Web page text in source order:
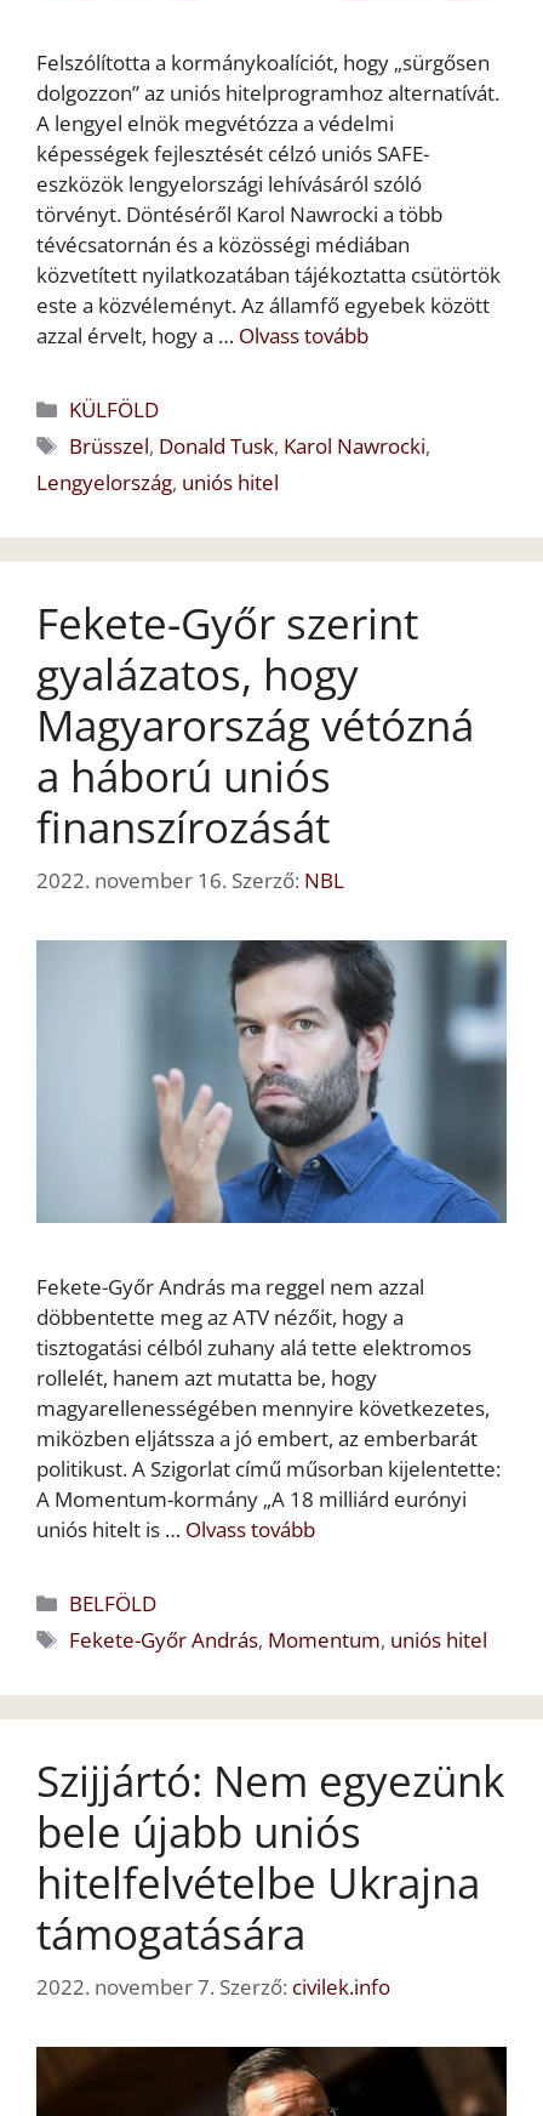
Felszólította a kormánykoalíciót, hogy „sürgősen
dolgozzon” az uniós hitelprogramhoz alternatívát.
A lengyel elnök megvétózza a védelmi
képességek fejlesztését célzó uniós SAFE-
eszközök lengyelországi lehívásáról szóló
törvényt. Döntéséről Karol Nawrocki a több
tévécsatornán és a közösségi médiában
közvetített nyilatkozatában tájékoztatta csütörtök
este a közvéleményt. Az államfő egyebek között
azzal érvelt, hogy a … Olvass tovább
Kategória
KÜLFÖLD
Címkék
Brüsszel, Donald Tusk, Karol Nawrocki,
Lengyelország, uniós hitel
Fekete-Győr szerint
gyalázatos, hogy
Magyarország vétózná
a háború uniós
finanszírozását
2022. november 16. Szerző: NBL
Fekete-Győr András ma reggel nem azzal
döbbentette meg az ATV nézőit, hogy a
tisztogatási célból zuhany alá tette elektromos
rollelét, hanem azt mutatta be, hogy
magyarellenességében mennyire következetes,
miközben eljátssza a jó embert, az emberbarát
politikust. A Szigorlat című műsorban kijelentette:
A Momentum-kormány „A 18 milliárd eurónyi
uniós hitelt is … Olvass tovább
Kategória
BELFÖLD
Címkék
Fekete-Győr András, Momentum, uniós hitel
Szijjártó: Nem egyezünk
bele újabb uniós
hitelfelvételbe Ukrajna
támogatására
2022. november 7. Szerző: civilek.info